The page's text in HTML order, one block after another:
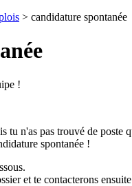
> candidature spontanée
!
tu n'as pas trouvé de
spontanée !
et te contacterons